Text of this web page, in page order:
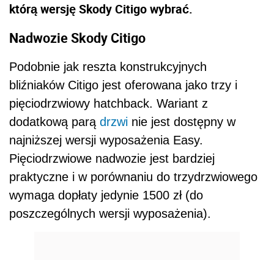
którą wersję Skody Citigo wybrać.
Nadwozie Skody Citigo
Podobnie jak reszta konstrukcyjnych
bliźniaków Citigo jest oferowana jako trzy i
pięciodrzwiowy hatchback. Wariant z
dodatkową parą drzwi nie jest dostępny w
najniższej wersji wyposażenia Easy.
Pięciodrzwiowe nadwozie jest bardziej
praktyczne i w porównaniu do trzydrzwiowego
wymaga dopłaty jedynie 1500 zł (do
poszczególnych wersji wyposażenia).